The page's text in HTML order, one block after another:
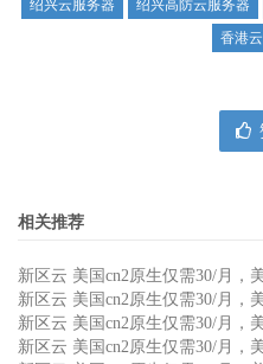
绍兴云服务器
绍兴高防云服务器
香港
相关推荐
新区云 美国cn2原生仅需30/月，
新区云 美国cn2原生仅需30/月，
新区云 美国cn2原生仅需30/月，
新区云 美国cn2原生仅需30/月，